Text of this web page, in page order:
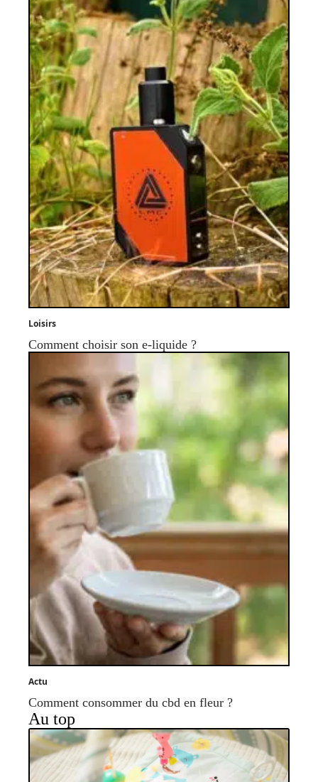
Loisirs
Comment choisir son e-liquide ?
Actu
Comment consommer du cbd en fleur ?
Au top